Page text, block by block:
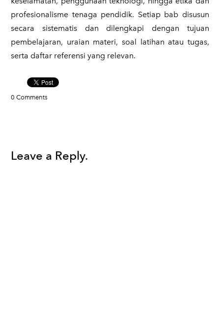
profesionalisme tenaga pendidik. Setiap bab disusun
secara sistematis dan dilengkapi dengan tujuan
pembelajaran, uraian materi, soal latihan atau tugas,
serta daftar referensi yang relevan.
0 Comments
Leave a Reply.